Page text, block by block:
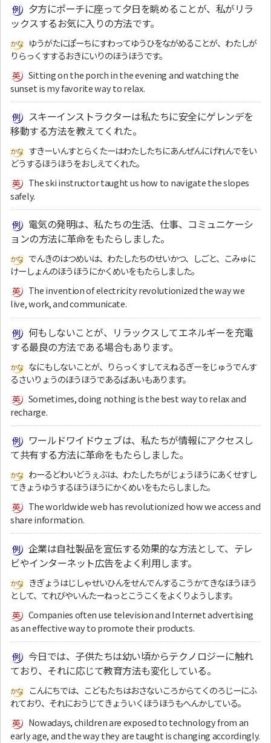
夕方にポーチに座って夕日を眺めることが、私がリラ
ックスするお気に入りの方法です。
ゆうがたにぽーちにすわってゆうひをながめることが、わたしが
りらっくすするおきにいりのほうほうです。
Sitting on the porch in the evening and watching the
sunset is my favorite way to relax.
スキーインストラクターは私たちに安全にゲレンデを
移動する方法を教えてくれた。
すきーいんすとらくたーはわたしたちにあんぜんにげれんでをい
どうするほうほうをおしえてくれた。
The ski instructor taught us how to navigate the slopes
safely.
電気の発明は、私たちの生活、仕事、コミュニケーシ
ョンの方法に革命をもたらしました。
でんきのはつめいは、わたしたちのせいかつ、しごと、こみゅに
けーしょんのほうほうにかくめいをもたらしました。
The invention of electricity revolutionized the way we
live, work, and communicate.
何もしないことが、リラックスしてエネルギーを充電
する最良の方法である場合もあります。
なにもしないことが、りらっくすしてえねるぎーをじゅうでんす
るさいりょうのほうほうであるばあいもあります。
Sometimes, doing nothing is the best way to relax and
recharge.
ワールドワイドウェブは、私たちが情報にアクセスし
て共有する方法に革命をもたらしました。
わーるどわいどうぇぶは、わたしたちがじょうほうにあくせすし
てきょうゆうするほうほうにかくめいをもたらしました。
The worldwide web has revolutionized how we access and
share information.
企業は自社製品を宣伝する効果的な方法として、テレ
ビやインターネット広告をよく利用します。
きぎょうはじしゃせいひんをせんでんするこうかてきなほうほう
として、てれびやいんたーねっとこうこくをよくりようします。
Companies often use television and Internet advertising
as an effective way to promote their products.
今日では、子供たちは幼い頃からテクノロジーに触れ
ており、それに応じて教育方法も変化している。
こんにちでは、こどもたちはおさないころからてくのろじーにふ
れており、それにおうじてきょういくほうほうもへんかしている。
Nowadays, children are exposed to technology from an
early age, and the way they are taught is changing accordingly.